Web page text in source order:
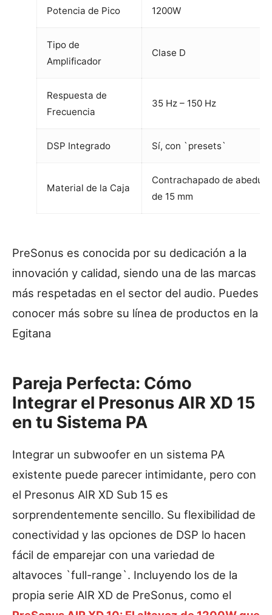
Potencia de Pico 1200W
Tipo de
Amplificador
Clase D
Respuesta de
Frecuencia
35 Hz – 150 Hz
DSP Integrado Sí, con `presets`
Material de la Caja
Contrachapado de abedul
de 15 mm
PreSonus es conocida por su dedicación a la
innovación y calidad, siendo una de las marcas
más respetadas en el sector del audio. Puedes
conocer más sobre su línea de productos en la
Egitana
Pareja Perfecta: Cómo
Integrar el Presonus AIR XD 15
en tu Sistema PA
Integrar un subwoofer en un sistema PA
existente puede parecer intimidante, pero con
el Presonus AIR XD Sub 15 es
sorprendentemente sencillo. Su flexibilidad de
conectividad y las opciones de DSP lo hacen
fácil de emparejar con una variedad de
altavoces `full-range`. Incluyendo los de la
propia serie AIR XD de PreSonus, como el